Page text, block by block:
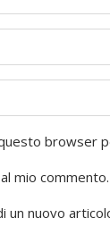
browser
mio commento.
un nuovo